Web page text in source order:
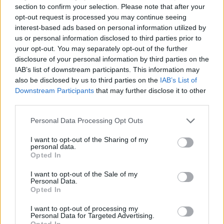
section to confirm your selection. Please note that after your
opt-out request is processed you may continue seeing
interest-based ads based on personal information utilized by
us or personal information disclosed to third parties prior to
your opt-out. You may separately opt-out of the further
disclosure of your personal information by third parties on the
IAB’s list of downstream participants. This information may
also be disclosed by us to third parties on the IAB’s List of
Downstream Participants that may further disclose it to other
Please note that this website/app uses one or more Google
not limited to your visit or usage behaviour. You may click to
grant or deny consent to Google and its third-party tags to
use your data for below specified purposes in below Google
consent section.
Personal Data Processing Opt Outs
I want to opt-out of the Sharing of my
personal data.
Opted In
I want to opt-out of the Sale of my
Personal Data.
Opted In
I want to opt-out of processing my
Personal Data for Targeted Advertising.
za to, jak ji přijal.
„Hodně se toho učím od ostatních běžců i od
Magnara (Dalena). Je to fantastický mentor, co
se týče tréninku.“
Když však přijde řeč na Astrid Øyre Slindovou,
úspěchy ve všestranném lyžování, Nilssonová
odmítne.
nechce vracet k všestrannému běhu na lyžích.
Cítím se nesmírně šťastná, když závodím ve Ski